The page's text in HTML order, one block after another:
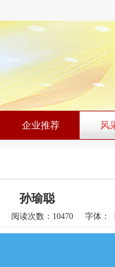
企业推荐 风
孙瑜聪
读次数：10470 字体：